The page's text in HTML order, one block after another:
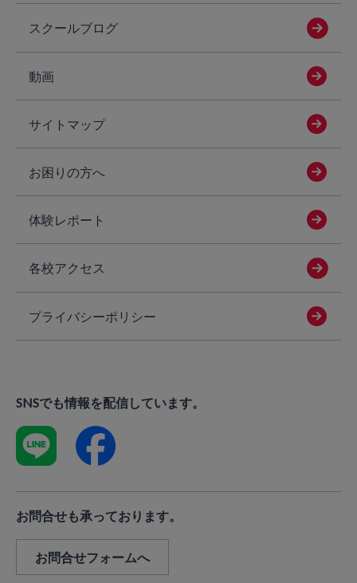
スクールブログ
動画
サイトマップ
お困りの方へ
体験レポート
各校アクセス
プライバシーポリシー
SNSでも情報を配信しています。
お問合せも承っております。
お問合せフォームへ